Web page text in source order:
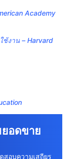
Academy
ช้งาน – Harvard
อดขาย
อบความเสถียร